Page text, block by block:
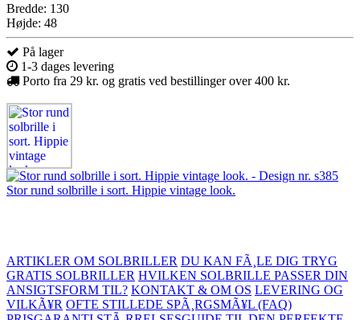
Bredde: 130
Højde: 48
På lager
1-3 dages levering
Porto fra 29 kr. og gratis ved bestillinger over 400 kr.
Stor rund solbrille i sort. Hippie vintage look.
ARTIKLER OM SOLBRILLER DU KAN FÃ¸LE DIG TRYG
GRATIS SOLBRILLER HVILKEN SOLBRILLE PASSER DIN
ANSIGTSFORM TIL? KONTAKT & OM OS LEVERING OG
VILKÃ¥R OFTE STILLEDE SPÃ¸RGSMÃ¥L (FAQ)